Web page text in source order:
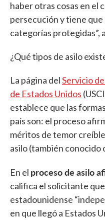
haber otras cosas en el
persecución y tiene que
categorías protegidas”,
¿Qué tipos de asilo
La página delServicio
de Estados Unidos
establece que las
país son: el proceso
méritos de temor
asilo (también conocido
En el proceso de asilo
califica el solicitante
estadounidense
en que llegó a Estados